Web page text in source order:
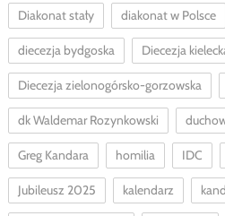
Diakonat stały diakonat w Polsce
diecezja bydgoska Diecezja
Diecezja zielonogórsko-gorzowska
dk Waldemar Rozynkowski
Greg Kandara homilia IDC
Jubileusz 2025 kalendarz